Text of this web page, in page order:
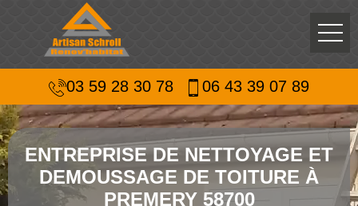
03 59 28 30 78 06 43 39 07 89
ENTREPRISE DE NETTOYAGE ET
DEMOUSSAGE DE TOITURE À
PREMERY 58700